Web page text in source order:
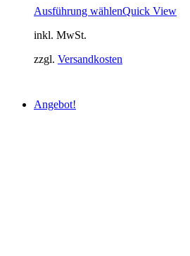
Ausführung wählenQuick View
inkl. MwSt.
zzgl. Versandkosten
Angebot!